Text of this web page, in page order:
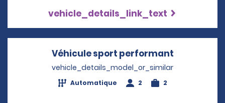
vehicle_details_link_text
Véhicule sport performant
vehicle_details_model_or_similar
Automatique 2 2